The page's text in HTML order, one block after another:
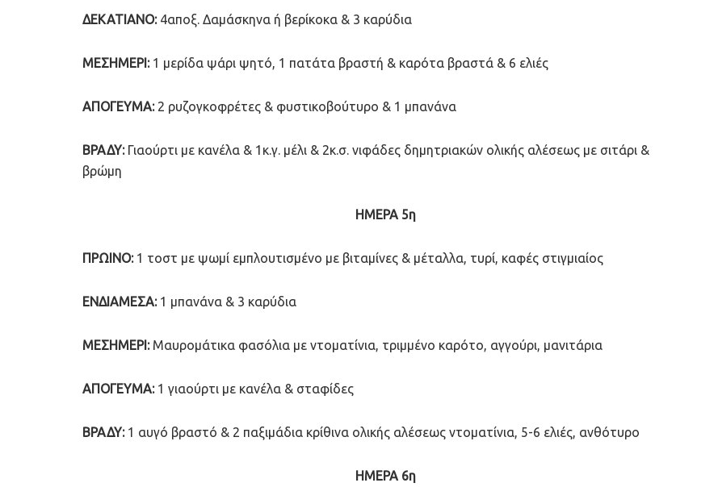
ΔΕΚΑΤΙΑΝΟ: 4αποξ. Δαμάσκηνα ή βερίκοκα & 3 καρύδια
ΜΕΣΗΜΕΡΙ: 1 μερίδα ψάρι ψητό, 1 πατάτα βραστή & καρότα βραστά & 6 ελιές
ΑΠΟΓΕΥΜΑ: 2 ρυζογκοφρέτες & φυστικοβούτυρο & 1 μπανάνα
ΒΡΑΔΥ: Γιαούρτι με κανέλα & 1κ.γ. μέλι & 2κ.σ. νιφάδες δημητριακών ολικής αλέσεως με σιτάρι &
βρώμη
ΗΜΕΡΑ 5η
ΠΡΩΙΝΟ: 1 τοστ με ψωμί εμπλουτισμένο με βιταμίνες & μέταλλα, τυρί, καφές στιγμιαίος
ΕΝΔΙΑΜΕΣΑ: 1 μπανάνα & 3 καρύδια
ΜΕΣΗΜΕΡΙ: Μαυρομάτικα φασόλια με ντοματίνια, τριμμένο καρότο, αγγούρι, μανιτάρια
ΑΠΟΓΕΥΜΑ: 1 γιαούρτι με κανέλα & σταφίδες
ΒΡΑΔΥ: 1 αυγό βραστό & 2 παξιμάδια κρίθινα ολικής αλέσεως ντοματίνια, 5-6 ελιές, ανθότυρο
ΗΜΕΡΑ 6η